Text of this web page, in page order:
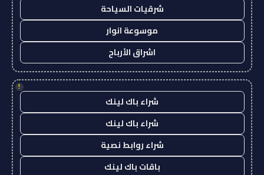
شرقيات السياحة
موسوعة انوار
اشراق الأرباح
!
شراء باك لينك
شراء باك لينك
شراء روابط نصية
باقات باك لينك